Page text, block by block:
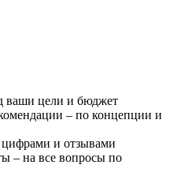
ваши цели и бюджет
– по концепции и
и отзывами
– на все вопросы по